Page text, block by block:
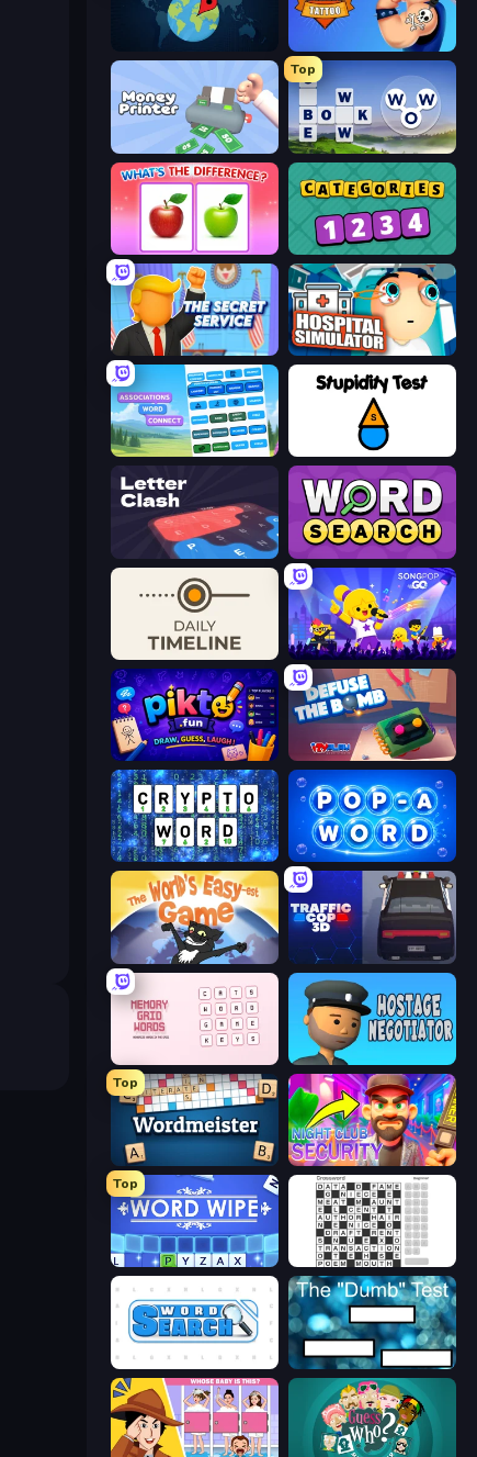
WorldGuessr Free GeoGuessr
Money Printer
Top
Words of Wonders
What's The Difference? Categories
The Secret Service Hospital Simulator
Associations - Word Connect Stupidity Test
LetterClash Daily Word Search
Daily Timeline SongPop GO
Pikto.fun Defuse the Bomb 3D
Cryptoword Pop-a-Word
Traffic Cop 3D
Hostage Negotiator
Top
Wordmeister Night Club Security
Top
Word Wipe Crossword
Word Search The Dumb Test